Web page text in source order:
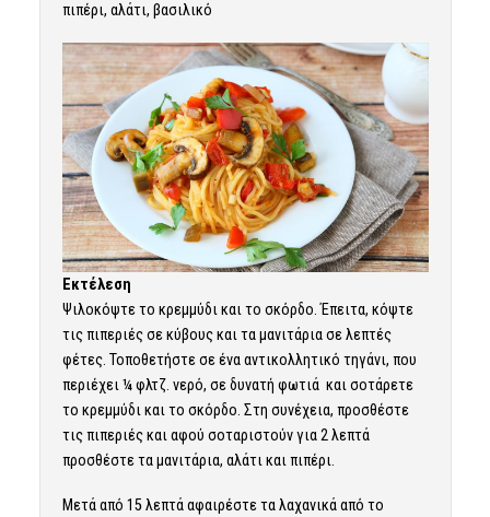
πιπέρι, αλάτι, βασιλικό
Εκτέλεση
Ψιλοκόψτε το κρεμμύδι και το σκόρδο. Έπειτα, κόψτε
τις πιπεριές σε κύβους και τα μανιτάρια σε λεπτές
φέτες. Τοποθετήστε σε ένα αντικολλητικό τηγάνι, που
περιέχει ¼ φλτζ. νερό, σε δυνατή φωτιά και σοτάρετε
το κρεμμύδι και το σκόρδο. Στη συνέχεια, προσθέστε
τις πιπεριές και αφού σοταριστούν για 2 λεπτά
προσθέστε ταμανιτάρια, αλάτι και πιπέρι.
Μετά από 15 λεπτά αφαιρέστε τα λαχανικά από το